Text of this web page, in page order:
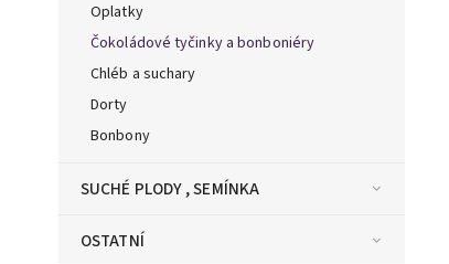
Oplatky
Čokoládové tyčinky a bonboniéry
Chléb a suchary
Dorty
Bonbony
SUCHÉ PLODY , SEMÍNKA
OSTATNÍ